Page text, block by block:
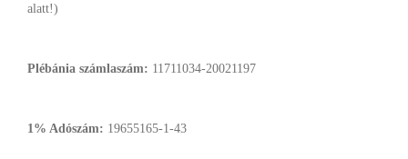
alatt!)
Plébánia számlaszám: 11711034-20021197
1% Adószám: 19655165-1-43